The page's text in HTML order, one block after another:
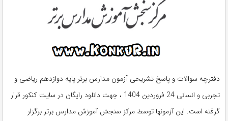
دفترچه سوالات و پاسخ تشریحی آزمون مدارس برتر پایه دوازدهم ریاضی و
تجربی و انسانی 24 فروردین 1404 ، جهت دانلود رایگان در سایت کنکور قرار
گرفته است. این آزمونها توسط مرکز سنجش آموزش مدارس برتر برگزار